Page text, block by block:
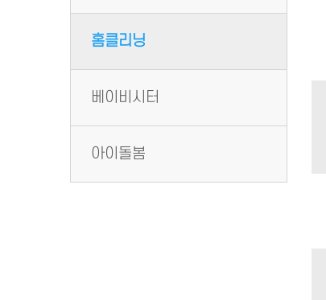
홈클리닝
베이비시터
아이돌봄